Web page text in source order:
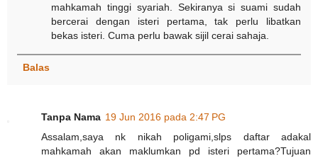
mahkamah tinggi syariah. Sekiranya si suami sudah
bercerai dengan isteri pertama, tak perlu libatkan
bekas isteri. Cuma perlu bawak sijil cerai sahaja.
Balas
Tanpa Nama 19 Jun 2016 pada 2:47 PG
Assalam,saya nk nikah poligami,slps daftar adakal
mahkamah akan maklumkan pd isteri pertama?Tujuan